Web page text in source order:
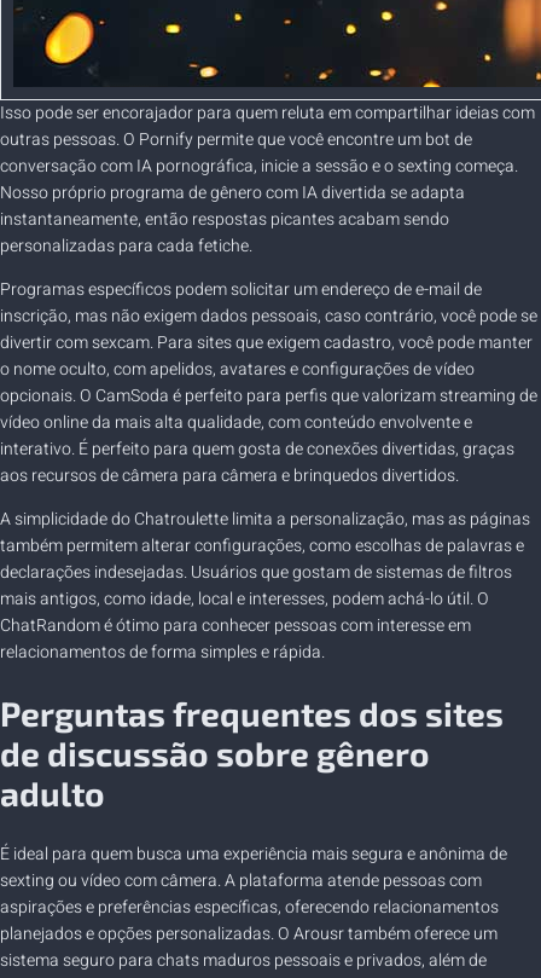
Isso pode ser encorajador para quem reluta em compartilhar ideias com
outras pessoas. O Pornify permite que você encontre um bot de
conversação com IA pornográfica, inicie a sessão e o sexting começa.
Nosso próprio programa de gênero com IA divertida se adapta
instantaneamente, então respostas picantes acabam sendo
personalizadas para cada fetiche.
Programas específicos podem solicitar um endereço de e-mail de
inscrição, mas não exigem dados pessoais, caso contrário, você pode se
divertir com sexcam. Para sites que exigem cadastro, você pode manter
o nome oculto, com apelidos, avatares e configurações de vídeo
opcionais. O CamSoda é perfeito para perfis que valorizam streaming de
vídeo online da mais alta qualidade, com conteúdo envolvente e
interativo. É perfeito para quem gosta de conexões divertidas, graças
aos recursos de câmera para câmera e brinquedos divertidos.
A simplicidade do Chatroulette limita a personalização, mas as páginas
também permitem alterar configurações, como escolhas de palavras e
declarações indesejadas. Usuários que gostam de sistemas de filtros
mais antigos, como idade, local e interesses, podem achá-lo útil. O
ChatRandom é ótimo para conhecer pessoas com interesse em
relacionamentos de forma simples e rápida.
Perguntas frequentes dos sites
de discussão sobre gênero
adulto
É ideal para quem busca uma experiência mais segura e anônima de
sexting ou vídeo com câmera. A plataforma atende pessoas com
aspirações e preferências específicas, oferecendo relacionamentos
planejados e opções personalizadas. O Arousr também oferece um
sistema seguro para chats maduros pessoais e privados, além de